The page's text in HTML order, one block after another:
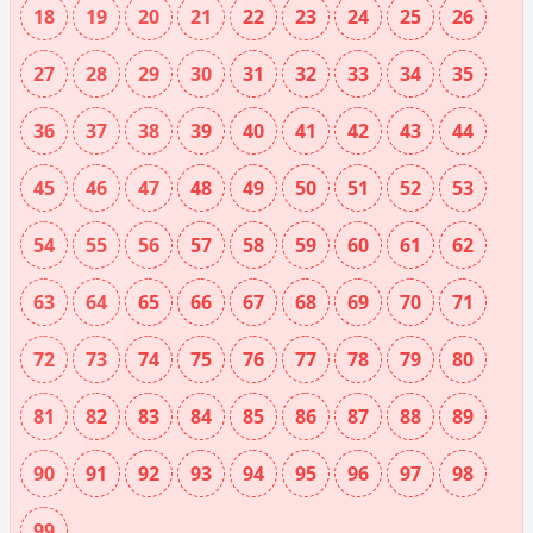
18 19 20 21 22 23 24 25 26
27 28 29 30 31 32 33 34 35
36 37 38 39 40 41 42 43 44
45 46 47 48 49 50 51 52 53
54 55 56 57 58 59 60 61 62
63 64 65 66 67 68 69 70 71
72 73 74 75 76 77 78 79 80
81 82 83 84 85 86 87 88 89
90 91 92 93 94 95 96 97 98